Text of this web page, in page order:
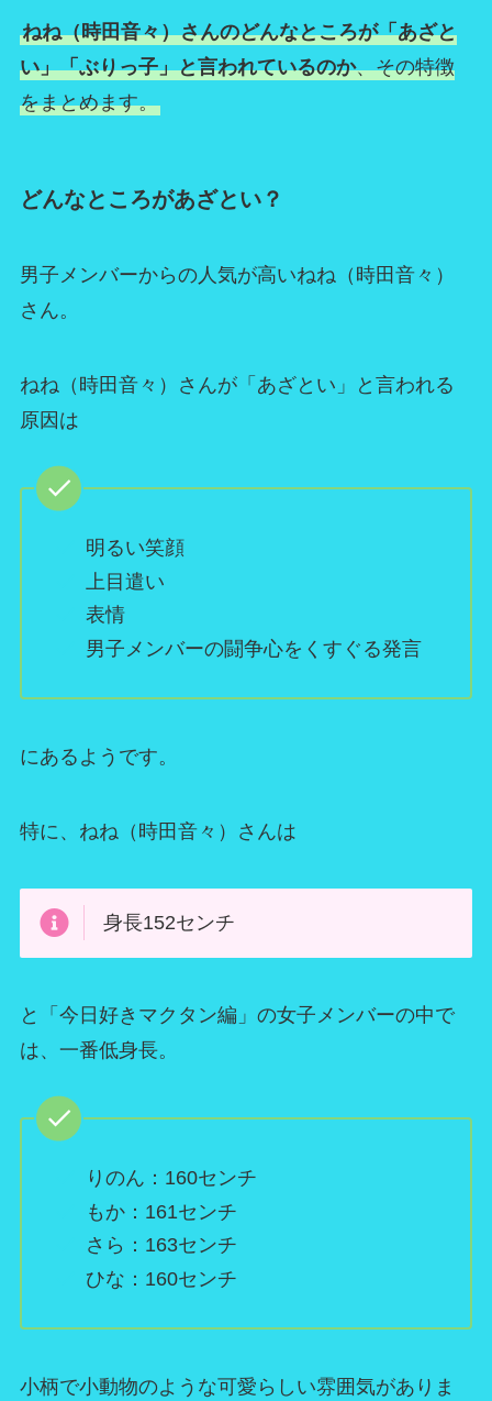
ねね（時田音々）さんのどんなところが「あざと
い」「ぶりっ子」と言われているのか、その特徴
をまとめます。
どんなところがあざとい？
男子メンバーからの人気が高いねね（時田音々）
さん。
ねね（時田音々）さんが「あざとい」と言われる
原因は
明るい笑顔
上目遣い
表情
男子メンバーの闘争心をくすぐる発言
にあるようです。
特に、ねね（時田音々）さんは
身長152センチ
と「今日好きマクタン編」の女子メンバーの中で
は、一番低身長。
りのん：160センチ
もか：161センチ
さら：163センチ
ひな：160センチ
小柄で小動物のような可愛らしい雰囲気がありま